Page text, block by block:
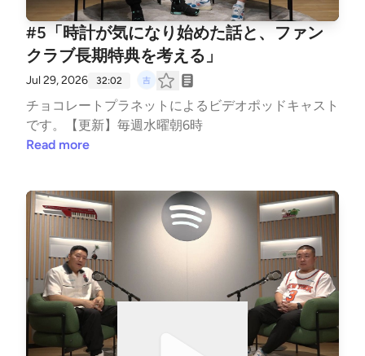
#5「時計が気になり始めた話と、ファン
クラブ長期特典を考える」
Jul 29, 2026 32:02
チョコレートプラネットによるビデオポッドキャスト
です。【更新】毎週水曜朝6時
Read more